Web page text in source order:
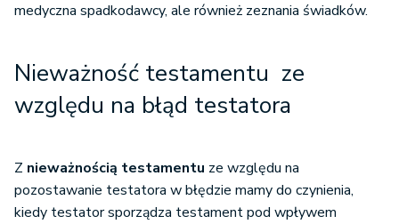
medyczna spadkodawcy, ale również zeznania świadków.
Nieważność testamentu ze
względu na błąd testatora
Z nieważnością testamentu ze względu na
pozostawanie testatora w błędzie mamy do czynienia,
kiedy testator sporządza testament pod wpływem